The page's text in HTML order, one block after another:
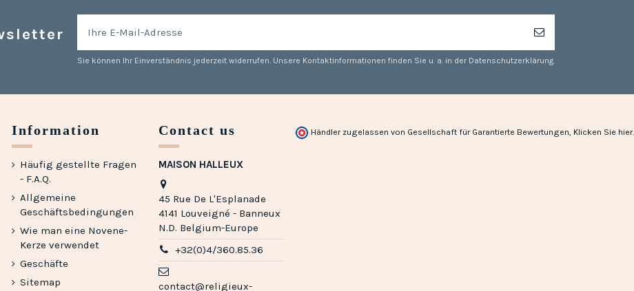
Sie können Ihr Einverständnis jederzeit widerrufen. Unsere Kontaktinformationen finden Sie u. a. in der Datenschutzerklärung.
Information
Häufig gestellte Fragen
- F.A.Q.
Allgemeine
Geschäftsbedingungen
Wie man eine Novene-
Kerze verwendet
Geschäfte
Sitemap
Contact us
MAISON HALLEUX
45 Rue De L'Esplanade
4141 Louveigné - Banneux
N.D. Belgium-Europe
+32(0)4/360.85.36
contact@religieux-
Händler zugelassen von Gesellschaft für Garantierte Bewertungen, Klicken Sie hier.